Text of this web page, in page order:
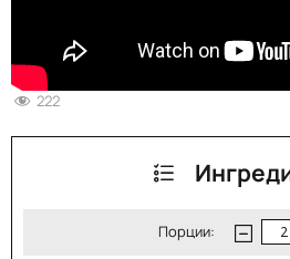
222
Порции: